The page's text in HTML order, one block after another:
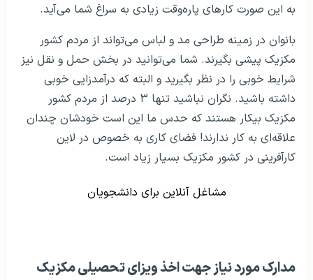
به این صورت کارهای پاره‌وقت زیادی به سراغ شما می‌آید.
بانوان در زمینه طراحی مد و لباس می‌تواند از مردم کشور
مکزیک پیشی بگیرند. شما می‌توانید در بخش حمل و نقل نیز
شرایط خوبی را در نظر بگیرید و البته که درآمدزایی خوبی
داشته باشید. نگران نباشید تنها ۳ درصد از مردم کشور
مکزیک بیکار هستند که حدس ما این است خودشان چندان
علاقه‌ای به کار ندارند! فضای کاری به خصوص در لاین
کارآفرینی در کشور مکزیک بسیار زیاد است.
مشاغل آنلاین برای دانشجویان
مدارک مورد نیاز جهت اخذ ویزای تحصیلی مکزیک